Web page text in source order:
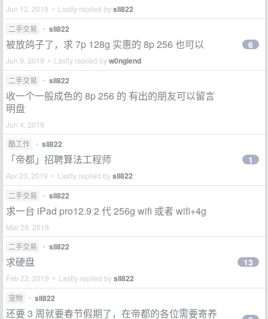
Jun 12, 2019 • Lastly replied bysll822
二手交易 • sll822
被放鸽子了，求 7p 128g 实惠的 8p 256 也可以
Jun 9, 2019 • Lastly replied byw0nglend
6
二手交易 • sll822
收一个一般成色的 8p 256 的 有出的朋友可以留言
明盘
Jun 4, 2019
酷工作
• sll822
「帝都」招聘算法工程师
Apr 23, 2019 • Lastly replied bysll822
1
二手交易 • sll822
求一台 iPad pro12.9 2 代 256g wifi 或者 wifi+4g
Mar 28, 2019
二手交易
• sll822
求硬盘
Feb 22, 2019 • Lastly replied bysll822
13
宠物 • sll822
还要 3 周就要春节假期了，在帝都的各位需要寄养